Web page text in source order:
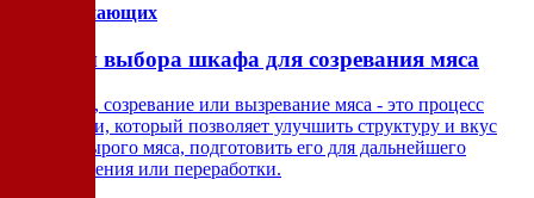
для начинающих
Нюансы выбора шкафа для созревания мяса
Выдержка, созревание или вызревание мяса - это процесс
подготовки, который позволяет улучшить структуру и вкус
свежего сырого мяса, подготовить его для дальнейшего
приготовления или переработки.